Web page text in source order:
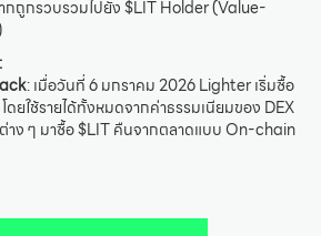
กถูกรวบรวมไปยัง $LIT Holder (Value-
: เมื่อวันที่ 6 มกราคม 2026 Lighter เริ่มซื้อ
ดยใช้รายได้ทั้งหมดจากค่าธรรมเนียมของ DEX
าง ๆ มาซื้อ $LIT คืนจากตลาดแบบ On-chain